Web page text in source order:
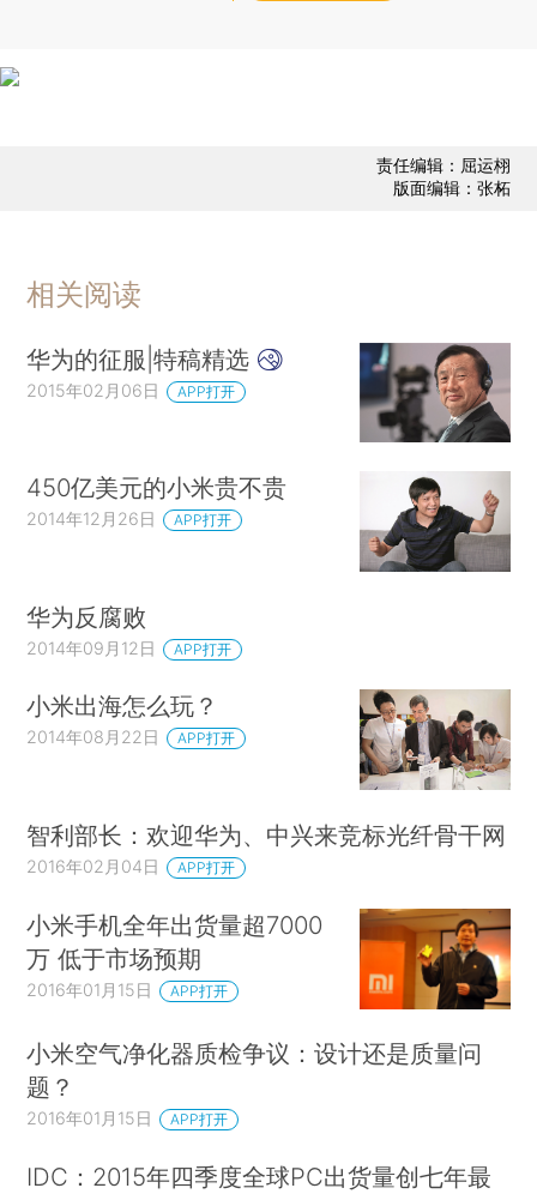
责任编辑：屈运栩
版面编辑：张柘
相关阅读
华为的征服|特稿精选
2015年02月06日 APP打开
450亿美元的小米贵不贵
2014年12月26日 APP打开
华为反腐败
2014年09月12日 APP打开
小米出海怎么玩？
2014年08月22日 APP打开
智利部长：欢迎华为、中兴来竞标光纤骨干网
2016年02月04日 APP打开
小米手机全年出货量超7000
万 低于市场预期
2016年01月15日 APP打开
小米空气净化器质检争议：设计还是质量问
题？
2016年01月15日 APP打开
IDC：2015年四季度全球PC出货量创七年最